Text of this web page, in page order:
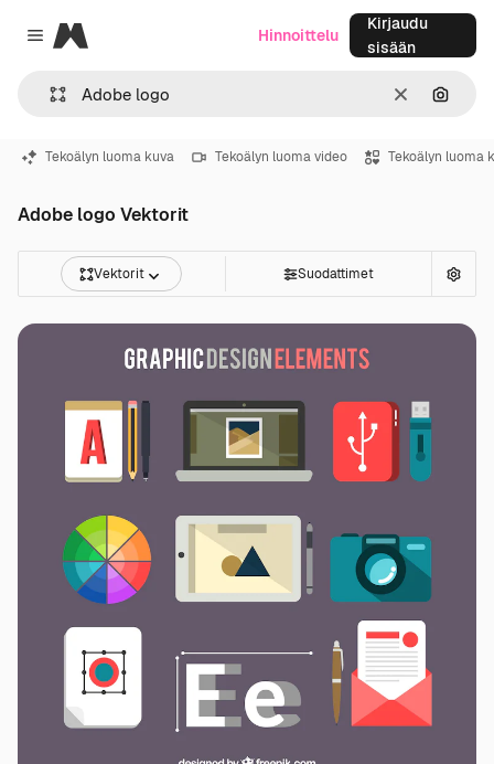
Close menu
Magnific
SelkeäHae
Hinnoittelu
Kirjaudu
sisään
Tekoälyn luoma kuva Tekoälyn luoma video Tekoälyn luoma
Adobe logo Vektorit
Vektorit Suodattimet